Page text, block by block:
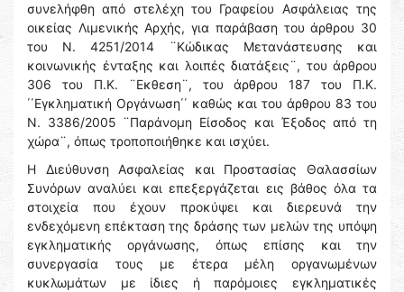
συνελήφθη από στελέχη του Γραφείου Ασφάλειας της
οικείας Λιμενικής Αρχής, για παράβαση του άρθρου 30
του Ν. 4251/2014 ¨Κώδικας Μετανάστευσης και
κοινωνικής ένταξης και λοιπές διατάξεις¨, του άρθρου
306 του Π.Κ. ¨Εκθεση¨, του άρθρου 187 του Π.Κ.
΄΄Εγκληματική Οργάνωση΄΄ καθώς και του άρθρου 83 του
Ν. 3386/2005 ¨Παράνομη Είσοδος και Έξοδος από τη
χώρα¨, όπως τροποποιήθηκε και ισχύει.
Η Διεύθυνση Ασφαλείας και Προστασίας Θαλασσίων
Συνόρων αναλύει και επεξεργάζεται εις βάθος όλα τα
στοιχεία που έχουν προκύψει και διερευνά την
ενδεχόμενη επέκταση της δράσης των μελών της υπόψη
εγκληματικής οργάνωσης, όπως επίσης και την
συνεργασία τους με έτερα μέλη οργανωμένων
κυκλωμάτων με ίδιες ή παρόμοιες εγκληματικές